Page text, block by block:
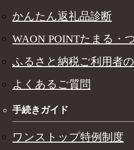
かんたん返礼品診断
WAON POINTたまる・
ふるさと納税ご利用者
よくあるご質問
手続きガイド
ワンストップ特例制度